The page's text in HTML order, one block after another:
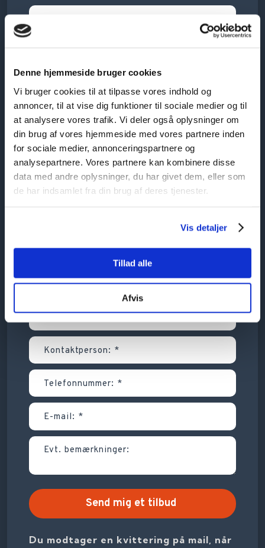
Denne hjemmeside bruger cookies
Vi bruger cookies til at tilpasse vores indhold og
annoncer, til at vise dig funktioner til sociale medier og til
at analysere vores trafik. Vi deler også oplysninger om
din brug af vores hjemmeside med vores partnere inden
for sociale medier, annonceringspartnere og
analysepartnere. Vores partnere kan kombinere disse
data med andre oplysninger, du har givet dem, eller som
de har indsamlet fra din brug af deres tjenester.
Vis detaljer
Tillad alle
Afvis
Du modtager en kvittering på mail, når